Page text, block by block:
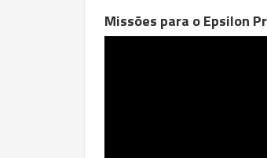
Missões para o Epsilon